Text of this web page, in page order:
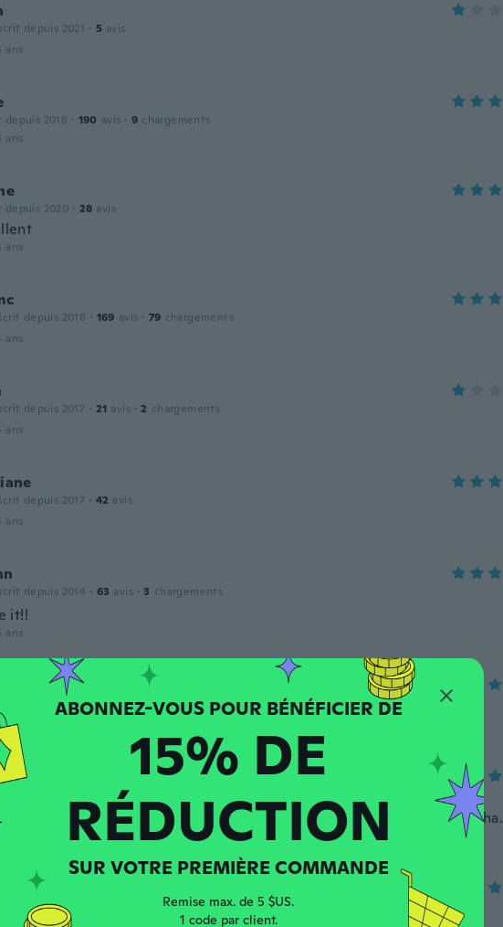
depuis 2021 · 5 avis
ans
depuis 2018 · 190 avis · 9 chargements
ans
depuis 2020 · 28 avis
ans
depuis 2018 · 169 avis · 79 chargements
ans
depuis 2017 · 21 avis · 2 chargements
ans
depuis 2017 · 42 avis
ans
depuis 2014 · 63 avis · 3 chargements
it!!
ans
depuis 2018 · 307 avis · 52 chargements
ans
avis
en tejido muy suave, yo me equivoqué en talla, en general satisfecha.
Marie
depuis 2015
chargements
15% DE
RÉDUCTION
SUR VOTRE PREMIÈRE COMMANDE
Remise max. de 5 $US.
1 code par client.